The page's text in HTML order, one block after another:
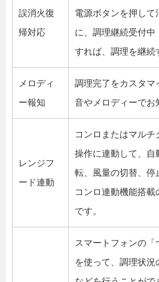
誤消火復
帰対応
電源ボタンを押し
に、調理継続受付中
すれば、調理を継続
メロディ
ー報知
調理完了をカスタマ
音やメロディーでお
レンジフ
ード連動
コンロまたはマル
操作に連動して、自
転、風量の切替、
コンロ連動機能搭
です。
スマートフォンの「
を使って、調理状